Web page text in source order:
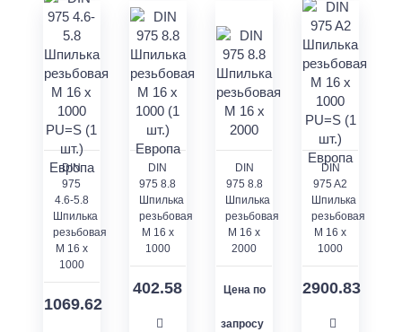
DIN
975
4.6-5.8
Шпилька
резьбовая
M 16 x
1000
1069.62
DIN
975 8.8
Шпилька
резьбовая
M 16 x
1000
402.58
DIN
975 8.8
Шпилька
резьбовая
M 16 x
2000
Цена по
запросу
DIN
975 A2
Шпилька
резьбовая
M 16 x
1000
2900.83